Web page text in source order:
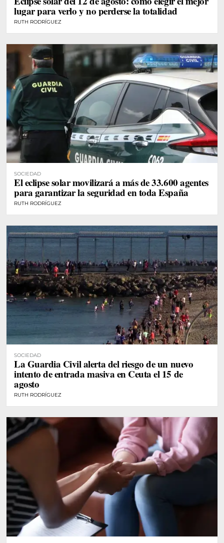
lugar para verlo y no perderse la totalidad
RUTH RODRÍGUEZ
SOCIEDAD
El eclipse solar movilizará a más de 33.600 agentes
para garantizar la seguridad en toda España
RUTH RODRÍGUEZ
SOCIEDAD
La Guardia Civil alerta del riesgo de un nuevo
intento de entrada masiva en Ceuta el 15 de
agosto
RUTH RODRÍGUEZ